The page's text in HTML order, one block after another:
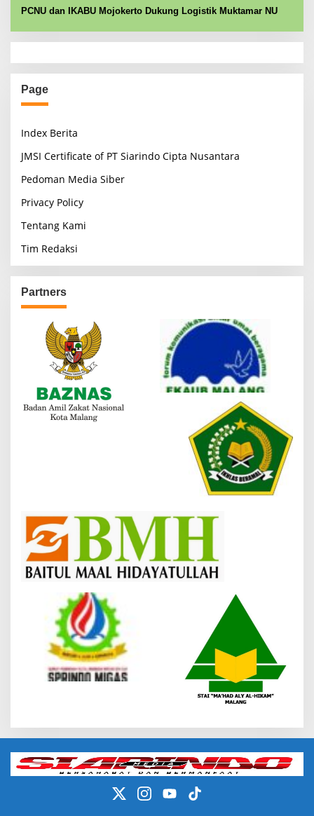
PCNU dan IKABU Mojokerto Dukung Logistik Muktamar NU
Page
Index Berita
JMSI Certificate of PT Siarindo Cipta Nusantara
Pedoman Media Siber
Privacy Policy
Tentang Kami
Tim Redaksi
Partners